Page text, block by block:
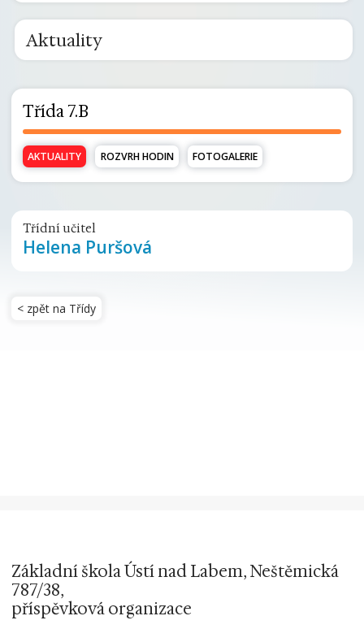
Aktuality
Třída 7.B
AKTUALITY ROZVRH HODIN FOTOGALERIE
Třídní učitel
Helena Puršová
< zpět na Třídy
Základní škola Ústí nad Labem, Neštěmická
787/38,
příspěvková organizace